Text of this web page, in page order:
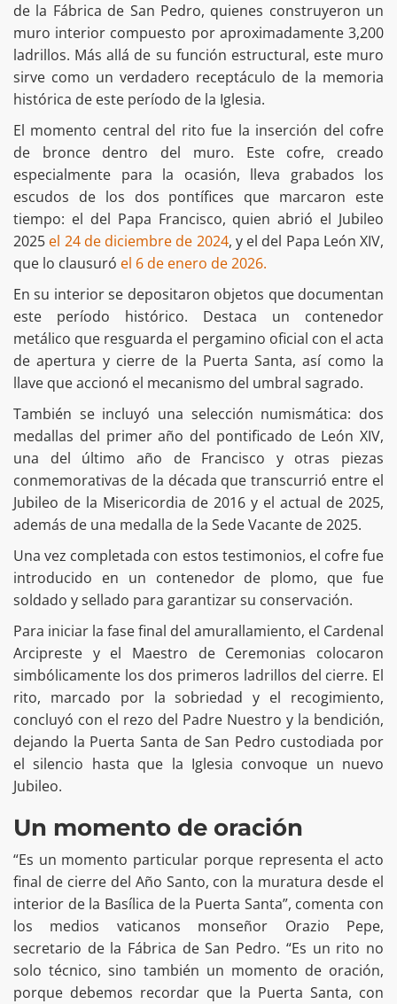
de la Fábrica de San Pedro, quienes construyeron un
muro interior compuesto por aproximadamente 3,200
ladrillos. Más allá de su función estructural, este muro
sirve como un verdadero receptáculo de la memoria
histórica de este período de la Iglesia.
El momento central del rito fue la inserción del cofre
de bronce dentro del muro. Este cofre, creado
especialmente para la ocasión, lleva grabados los
escudos de los dos pontífices que marcaron este
tiempo: el del Papa Francisco, quien abrió el Jubileo
2025 el 24 de diciembre de 2024, y el del Papa León XIV,
que lo clausuró el 6 de enero de 2026.
En su interior se depositaron objetos que documentan
este período histórico. Destaca un contenedor
metálico que resguarda el pergamino oficial con el acta
de apertura y cierre de la Puerta Santa, así como la
llave que accionó el mecanismo del umbral sagrado.
También se incluyó una selección numismática: dos
medallas del primer año del pontificado de León XIV,
una del último año de Francisco y otras piezas
conmemorativas de la década que transcurrió entre el
Jubileo de la Misericordia de 2016 y el actual de 2025,
además de una medalla de la Sede Vacante de 2025.
Una vez completada con estos testimonios, el cofre fue
introducido en un contenedor de plomo, que fue
soldado y sellado para garantizar su conservación.
Para iniciar la fase final del amurallamiento, el Cardenal
Arcipreste y el Maestro de Ceremonias colocaron
simbólicamente los dos primeros ladrillos del cierre. El
rito, marcado por la sobriedad y el recogimiento,
concluyó con el rezo del Padre Nuestro y la bendición,
dejando la Puerta Santa de San Pedro custodiada por
el silencio hasta que la Iglesia convoque un nuevo
Jubileo.
Un momento de oración
“Es un momento particular porque representa el acto
final de cierre del Año Santo, con la muratura desde el
interior de la Basílica de la Puerta Santa”, comenta con
los medios vaticanos monseñor Orazio Pepe,
secretario de la Fábrica de San Pedro. “Es un rito no
solo técnico, sino también un momento de oración,
porque debemos recordar que la Puerta Santa, con